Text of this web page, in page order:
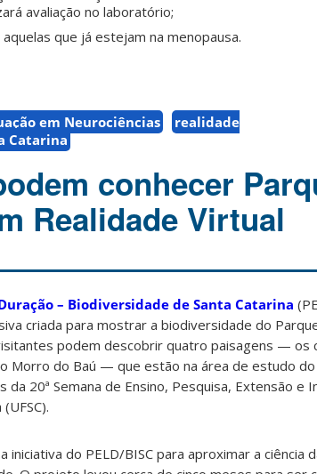
avaliação no laboratório;
que já estejam na menopausa.
em Neurociências
realidade
Catarina
conhecer
Realidade Virtual
– Biodiversidade de Santa Catarina
criada para mostrar a biodiversidade do
podem descobrir quatro paisagens — os
Morro do Baú — que estão na área de estudo do
20ª Semana de Ensino, Pesquisa, Extensão e
iniciativa do PELD/BISC para aproximar a ciência